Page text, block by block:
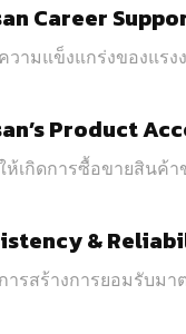
Career
วามแข็งแกร่งของแร
Product
ห้เกิดการซื้อขายสินค้
&
ารสร้างการยอมรับม